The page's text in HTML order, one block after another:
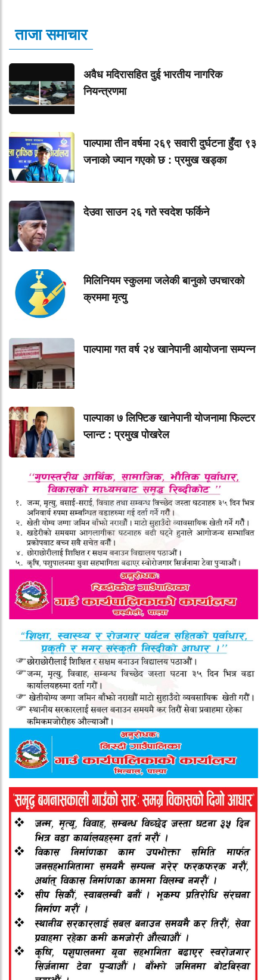
ताजा समाचार
अवैध मदिरासहित दुई भारतीय नागरिक
नियन्त्रणमा
पाल्पामा तीन वर्षमा २६९ सवारी दुर्घटना हुँदा ९३
जनाको ज्यान गएको छ : प्रमुख खड्का
देउवा साउन २६ गते स्वदेश फर्किने
मिलिनियम स्कुलमा जलेकी बानुको उपचारको
क्रममा मृत्यु
पाल्पामा गत वर्ष २४ खानेपानी आयोजना सम्पन्न
पाल्पाका ७ लिफ्टिङ खानेपानी योजनामा फिल्टर
प्लान्ट : प्रमुख पोखरेल